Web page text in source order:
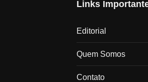
Links
Editorial
Quem Somos
Contato